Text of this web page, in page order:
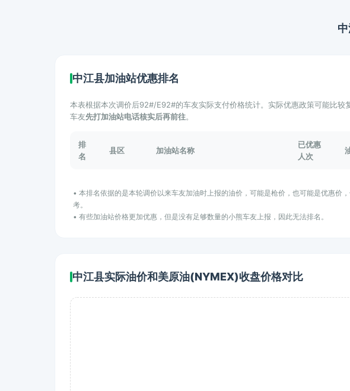
中江县加油站优惠排名
本表根据本次调价后92#/E92#的车友实际支付价格统计。实际优惠政策可能比较
车友先打加油站电话核实后再前往。
排
名
县区 加油站名称
已优惠
人次
• 本排名依据的是本轮调价以来车友加油时上报的油价，可能是枪价，也可能是优惠价
考。
• 有些加油站价格更加优惠，但是没有足够数量的小熊车友上报，因此无法排名。
中江县实际油价和美原油(NYMEX)收盘价格对比